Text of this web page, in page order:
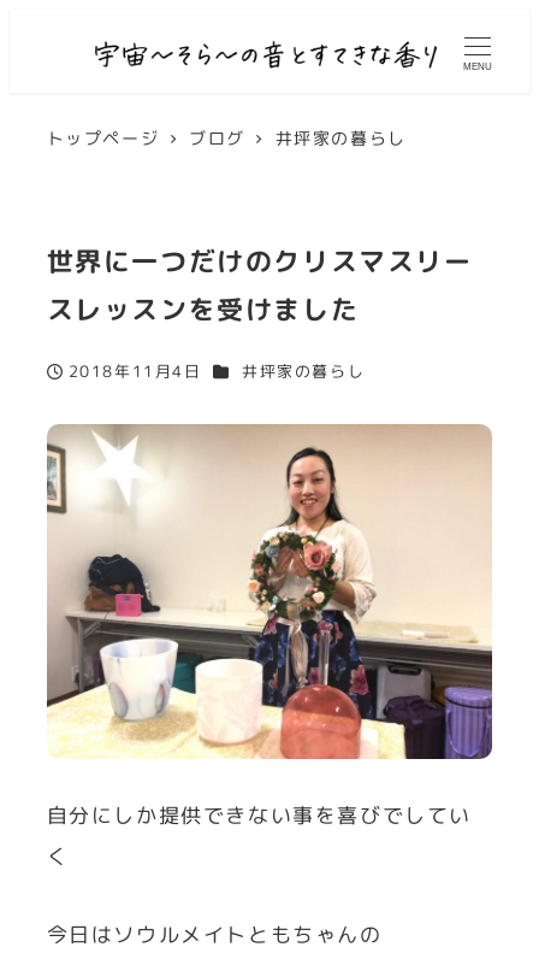
MENU
トップページ ブログ 井坪家の暮らし
世界に一つだけのクリスマスリー
スレッスンを受けました
投稿日
2018年11月4日 カテゴリー
井坪家の暮らし
自分にしか提供できない事を喜びでしてい
く
今日はソウルメイトともちゃんの